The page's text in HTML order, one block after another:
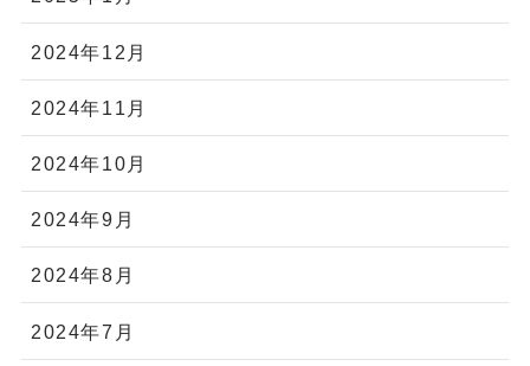
2024年12月
2024年11月
2024年10月
2024年9月
2024年8月
2024年7月